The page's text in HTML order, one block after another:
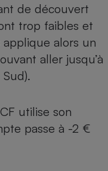
de découvert
trop faibles et
alors un
aller jusqu’à
utilise son
passe à -2 €
Climatiseur -
Ventilateur
Antivirus